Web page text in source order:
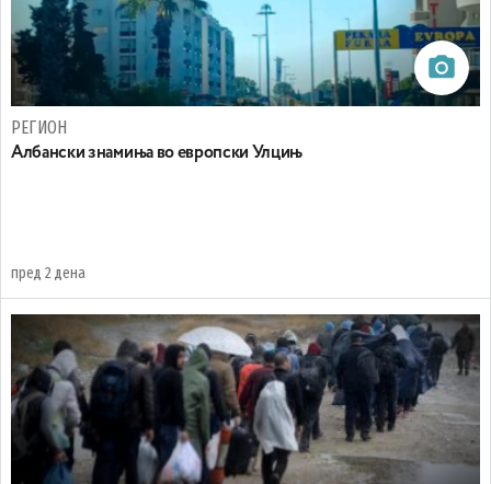
РЕГИОН
Aлбански знамиња во европски Улцињ
пред 2 дена